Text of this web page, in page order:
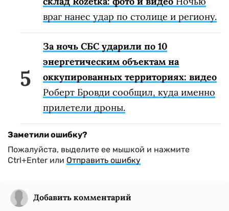
враг нанес удар по столице и региону.
За ночь СБС ударили по 10
энергетическим объектам на
оккупированных территориях: видео
Роберт Бровди сообщил, куда именно
прилетели дроны.
Заметили ошибку?
Пожалуйста, выделите ее мышкой и нажмите
Ctrl+Enter или Отправить ошибку
Добавить комментарий